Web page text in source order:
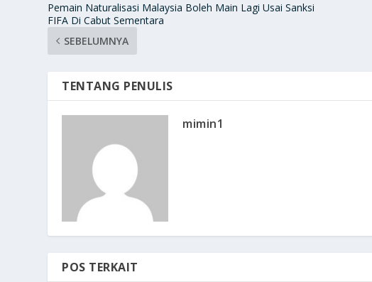
Pemain Naturalisasi Malaysia Boleh Main Lagi Usai Sanksi
FIFA Di Cabut Sementara
SEBELUMNYA
TENTANG PENULIS
mimin1
POS TERKAIT